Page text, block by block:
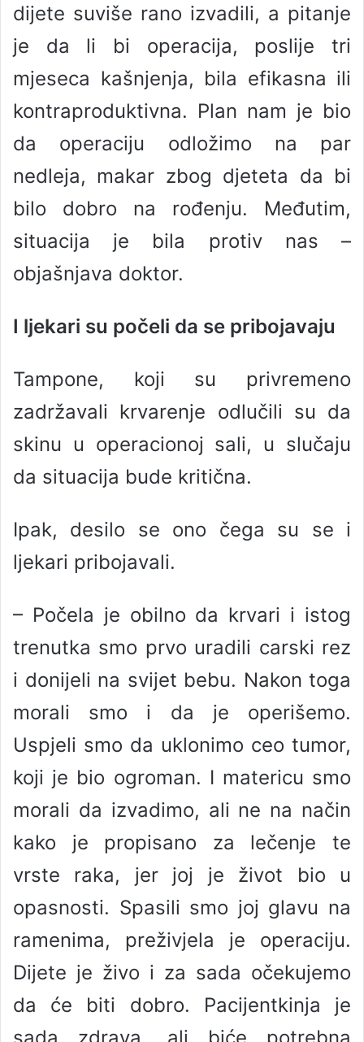
dijete suviše rano izvadili, a pitanje
je da li bi operacija, poslije tri
mjeseca kašnjenja, bila efikasna ili
kontraproduktivna. Plan nam je bio
da operaciju odložimo na par
nedleja, makar zbog djeteta da bi
bilo dobro na rođenju. Međutim,
situacija je bila protiv nas –
objašnjava doktor.
I ljekari su počeli da se pribojavaju
Tampone, koji su privremeno
zadržavali krvarenje odlučili su da
skinu u operacionoj sali, u slučaju
da situacija bude kritična.
Ipak, desilo se ono čega su se i
ljekari pribojavali.
– Počela je obilno da krvari i istog
trenutka smo prvo uradili carski rez
i donijeli na svijet bebu. Nakon toga
morali smo i da je operišemo.
Uspjeli smo da uklonimo ceo tumor,
koji je bio ogroman. I matericu smo
morali da izvadimo, ali ne na način
kako je propisano za lečenje te
vrste raka, jer joj je život bio u
opasnosti. Spasili smo joj glavu na
ramenima, preživjela je operaciju.
Dijete je živo i za sada očekujemo
da će biti dobro. Pacijentkinja je
sada zdrava, ali biće potrebna